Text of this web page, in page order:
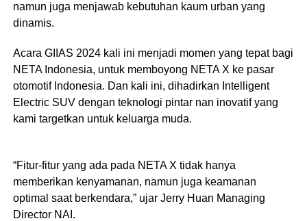
namun juga menjawab kebutuhan kaum urban yang
dinamis.
Acara GIIAS 2024 kali ini menjadi momen yang tepat bagi
NETA Indonesia, untuk memboyong NETA X ke pasar
otomotif Indonesia. Dan kali ini, dihadirkan Intelligent
Electric SUV dengan teknologi pintar nan inovatif yang
kami targetkan untuk keluarga muda.
“Fitur-fitur yang ada pada NETA X tidak hanya
memberikan kenyamanan, namun juga keamanan
optimal saat berkendara,” ujar Jerry Huan Managing
Director NAI.